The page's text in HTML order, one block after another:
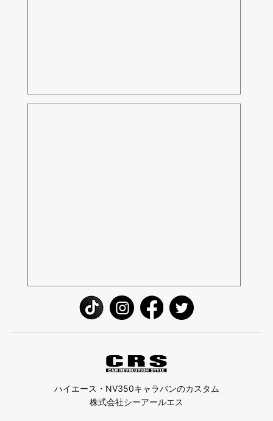
ハイエース・NV350キャラバンのカスタム
株式会社シーアールエス